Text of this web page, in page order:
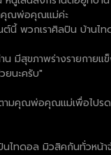
คุณพ่อคุณแม่ค่ะ
ต์นี้ พวกเราศิลปิน บ้านไ
น มีสุขภาพร่างรายกายแ
ยนะครับ"
มคุณพ่อคุณแม่เพื่อไปรด
ไทดอล มิวสิคกันทั่วหน้า